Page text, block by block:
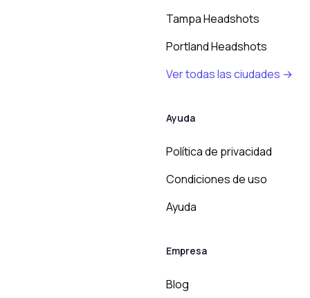
Tampa Headshots
Portland Headshots
Ver todas las ciudades →
Ayuda
Política de privacidad
Condiciones de uso
Ayuda
Empresa
Blog